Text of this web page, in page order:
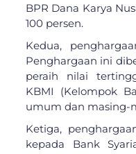
BPR Dana Karya
100 persen.
Kedua,
Penghargaan ini
peraih nilai
KBMI (Kelompok
umum dan masing-
Ketiga,
kepada Bank